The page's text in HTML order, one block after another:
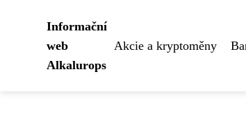
Informační
web
Alkalurops
Akcie a kryptoměny